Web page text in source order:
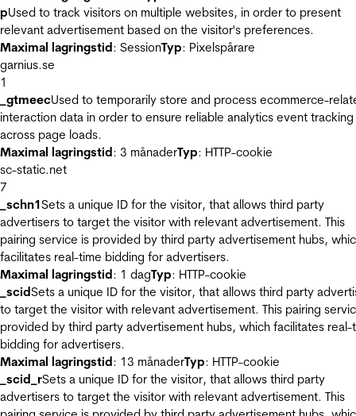
pUsed to track visitors on multiple websites, in order to present
relevant advertisement based on the visitor's preferences.
Maximal lagringstid: SessionTyp: Pixelspårare
garnius.se
1
_gtmeecUsed to temporarily store and process ecommerce-
interaction data in order to ensure reliable analytics event tracking
across page loads.
Maximal lagringstid: 3 månaderTyp: HTTP-cookie
sc-static.net
7
_schn1Sets a unique ID for the visitor, that allows third party
advertisers to target the visitor with relevant advertisement. This
pairing service is provided by third party advertisement hubs,
facilitates real-time bidding for advertisers.
Maximal lagringstid: 1 dagTyp: HTTP-cookie
_scidSets a unique ID for the visitor, that allows third party
to target the visitor with relevant advertisement. This pairing
provided by third party advertisement hubs, which facilitates real-
bidding for advertisers.
Maximal lagringstid: 13 månaderTyp: HTTP-cookie
_scid_rSets a unique ID for the visitor, that allows third party
advertisers to target the visitor with relevant advertisement. This